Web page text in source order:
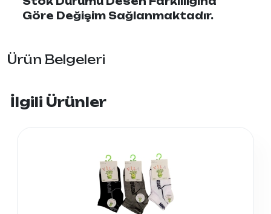
Göre Değişim Sağlanmaktadır.
Ürün Belgeleri
İlgili Ürünler